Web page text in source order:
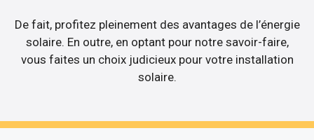
De fait, profitez pleinement des avantages de l’énergie
solaire. En outre, en optant pour notre savoir-faire,
vous faites un choix judicieux pour votre installation
solaire.